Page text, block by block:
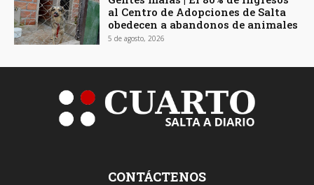
al Centro de Adopciones de Salta
obedecen a abandonos de animales
5 de agosto, 2026
CONTÁCTENOS